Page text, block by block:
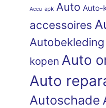
Accu apk Auto Auto-
accessoires
Autobekleding
kopen Auto
Auto
Autoschade